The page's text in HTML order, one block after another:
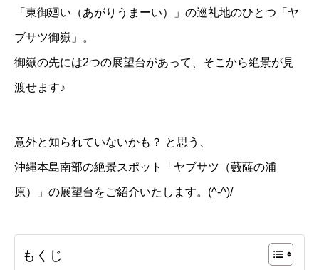
「東御廻い（あがりうまーい）」の巡礼地のひとつ「ヤ
ブサツ御嶽」。
御嶽の先には2つの展望台があって、そこから絶景が見
渡せます♪
意外と知られていないかも？ と思う、
沖縄本島南部の絶景スポット「ヤブサツ（藪薩の浦
原）」の展望台をご紹介いたします。(^-^)/
もくじ